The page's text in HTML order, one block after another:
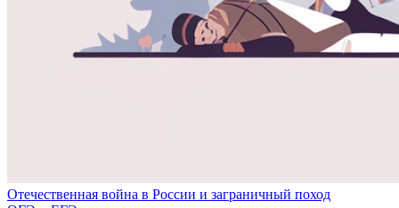
Отечественная война в России и заграничный поход